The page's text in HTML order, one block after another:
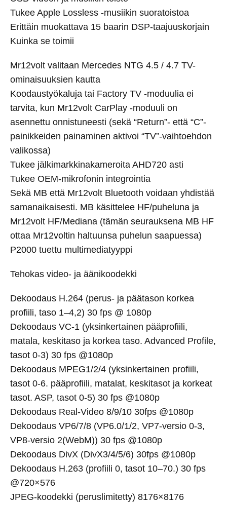
Tukee Apple Lossless -musiikin suoratoistoa
Erittäin muokattava 15 baarin DSP-taajuuskorjain
Kuinka se toimii
Mr12volt valitaan Mercedes NTG 4.5 / 4.7 TV-
ominaisuuksien kautta
Koodaustyökaluja tai Factory TV -moduulia ei
tarvita, kun Mr12volt CarPlay -moduuli on
asennettu onnistuneesti (sekä “Return”- että “C”-
painikkeiden painaminen aktivoi “TV”-vaihtoehdon
valikossa)
Tukee jälkimarkkinakameroita AHD720 asti
Tukee OEM-mikrofonin integrointia
Sekä MB että Mr12volt Bluetooth voidaan yhdistää
samanaikaisesti. MB käsittelee HF/puheluna ja
Mr12volt HF/Mediana (tämän seurauksena MB HF
ottaa Mr12voltin haltuunsa puhelun saapuessa)
P2000 tuettu multimediatyyppi
Tehokas video- ja äänikoodekki
Dekoodaus H.264 (perus- ja päätason korkea
profiili, taso 1–4,2) 30 fps @ 1080p
Dekoodaus VC-1 (yksinkertainen pääprofiili,
matala, keskitaso ja korkea taso. Advanced Profile,
tasot 0-3) 30 fps @1080p
Dekoodaus MPEG1/2/4 (yksinkertainen profiili,
tasot 0-6. pääprofiili, matalat, keskitasot ja korkeat
tasot. ASP, tasot 0-5) 30 fps @1080p
Dekoodaus Real-Video 8/9/10 30fps @1080p
Dekoodaus VP6/7/8 (VP6.0/1/2, VP7-versio 0-3,
VP8-versio 2(WebM)) 30 fps @1080p
Dekoodaus DivX (DivX3/4/5/6) 30fps @1080p
Dekoodaus H.263 (profiili 0, tasot 10–70.) 30 fps
@720×576
JPEG-koodekki (peruslimitetty) 8176×8176